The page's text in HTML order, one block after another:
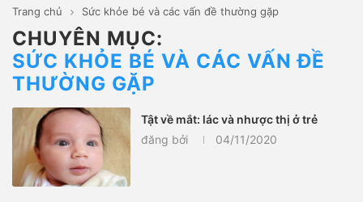
Trang chủ Sức khỏe bé và các vấn đề thường gặp
CHUYÊN MỤC:
SỨC KHỎE BÉ VÀ CÁC VẤN ĐỀ
THƯỜNG GẶP
Tật về mắt: lác và nhược thị ở trẻ
đăng bởi
04/11/2020